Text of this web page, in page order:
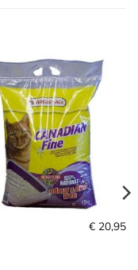
€ 20,95